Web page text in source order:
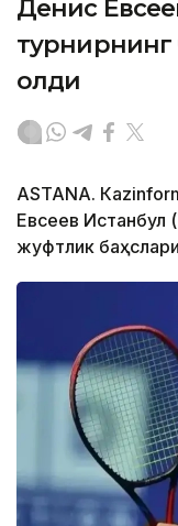
Денис
турнирнинг
олди
ASTANА.
Евсеев Истанбул
жуфтлик